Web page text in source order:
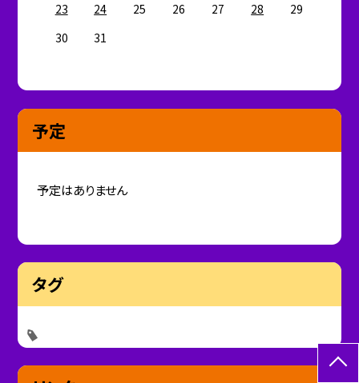
23
24 25 26 27 28
29
30
31
予定
予定はありません
タグ